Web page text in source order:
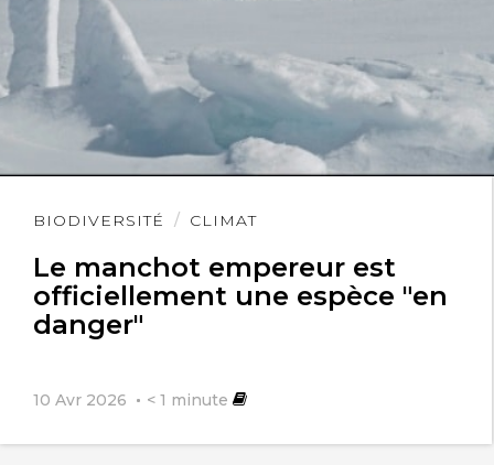
BIODIVERSITÉ CLIMAT
Le manchot empereur est
officiellement une espèce "en
danger"
10 Avr 2026 < 1 minute
Lire